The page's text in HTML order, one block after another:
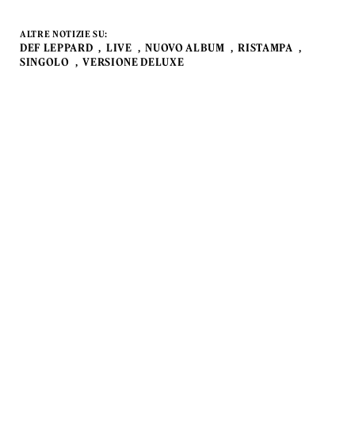
ALTRE NOTIZIE SU:
DEF LEPPARD LIVE NUOVO ALBUM
RISTAMPA
SINGOLO
VERSIONE DELUXE